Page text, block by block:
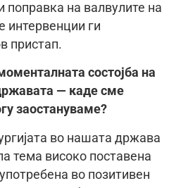
на валвулите на
интервенции ги
пристап.
состојба на
— каде сме
заостануваме?
во нашата држава
тема високо поставена
во позитивен